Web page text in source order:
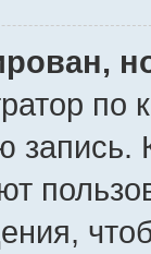
по
запись.